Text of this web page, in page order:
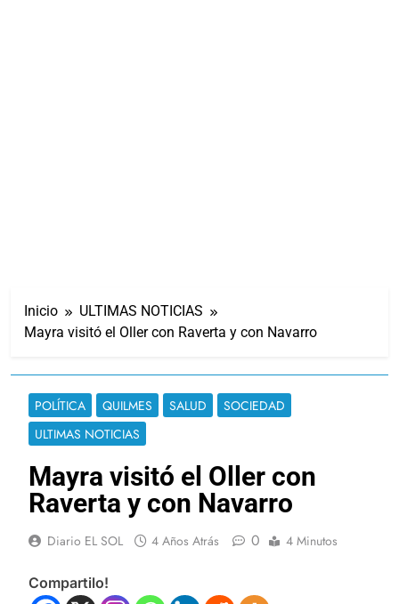
Inicio
ULTIMAS NOTICIAS
Mayra visitó el Oller con Raverta y con Navarro
POLÍTICA QUILMES SALUD
SOCIEDAD
ULTIMAS NOTICIAS
Mayra visitó el Oller con
Raverta y con Navarro
Diario EL SOL 4 Años Atrás 0 4 Minutos
Compartilo!